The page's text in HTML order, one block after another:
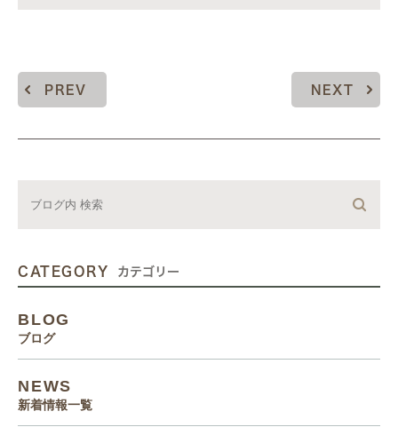
PREV NEXT
CATEGORY カテゴリー
BLOG
ブログ
NEWS
新着情報一覧